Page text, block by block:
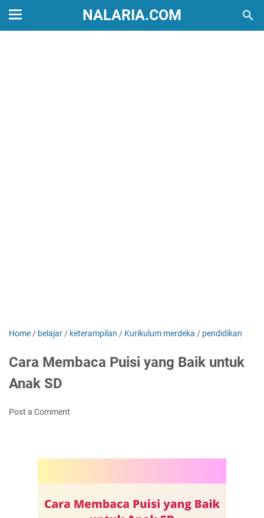
NALARIA.COM
Home / belajar / keterampilan / Kurikulum merdeka / pendidikan
Cara Membaca Puisi yang Baik untuk
Anak SD
Post a Comment